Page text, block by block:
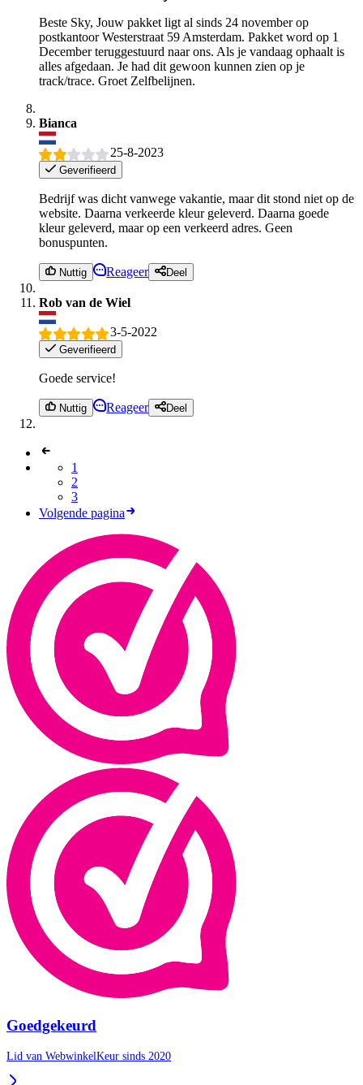
Beste Sky, Jouw pakket ligt al sinds 24 november op
postkantoor Westerstraat 59 Amsterdam. Pakket word op 1
December teruggestuurd naar ons. Als je vandaag ophaalt is
alles afgedaan. Je had dit gewoon kunnen zien op je
track/trace. Groet Zelfbelijnen.
Bianca
25-8-2023
Geverifieerd
Bedrijf was dicht vanwege vakantie, maar dit stond niet op de
website. Daarna verkeerde kleur geleverd. Daarna goede
kleur geleverd, maar op een verkeerd adres. Geen
bonuspunten.
Nuttig Reageer Deel
Rob van de Wiel
3-5-2022
Geverifieerd
Goede service!
Nuttig Reageer Deel
1
2
3
Volgende pagina
Goedgekeurd
Lid van WebwinkelKeur sinds 2020